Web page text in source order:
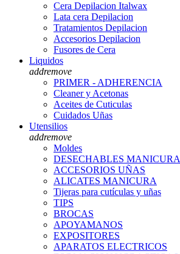
Cera Depilacion Italwax
Lata cera Depilacion
Tratamientos Depilacion
Accesorios Depilacion
Fusores de Cera
Liquidos
addremove
PRIMER - ADHERENCIA
Cleaner y Acetonas
Aceites de Cuticulas
Cuidados Uñas
Utensilios
addremove
Moldes
DESECHABLES MANICURA
ACCESORIOS UÑAS
ALICATES MANICURA
Tijeras para cutículas y uñas
TIPS
BROCAS
APOYAMANOS
EXPOSITORES
APARATOS ELECTRICOS